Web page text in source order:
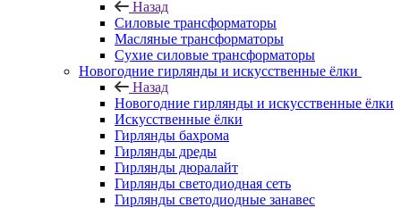
Назад
Силовые трансформаторы
Масляные трансформаторы
Сухие силовые трансформаторы
Новогодние гирлянды и искусственные ёлки
Назад
Новогодние гирлянды и искусственные ёлки
Искусственные ёлки
Гирлянды бахрома
Гирлянды дреды
Гирлянды дюралайт
Гирлянды светодиодная сеть
Гирлянды светодиодные занавес